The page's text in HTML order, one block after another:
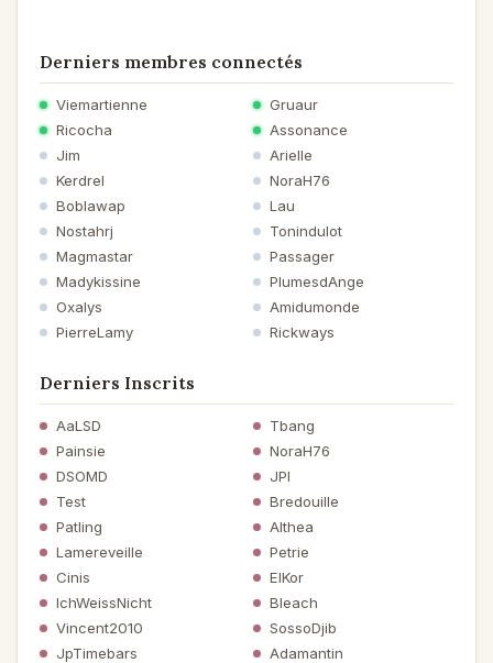
Derniers membres connectés
Viemartienne
Gruaur
Ricocha
Assonance
Jim
Arielle
Kerdrel
NoraH76
Boblawap
Lau
Nostahrj
Tonindulot
Magmastar
Passager
Madykissine
PlumesdAnge
Oxalys
Amidumonde
PierreLamy
Rickways
Derniers Inscrits
AaLSD
Tbang
Painsie
NoraH76
DSOMD
JPI
Test
Bredouille
Patling
Althea
Lamereveille
Petrie
Cinis
ElKor
IchWeissNicht
Bleach
Vincent2010
SossoDjib
JpTimebars
Adamantin